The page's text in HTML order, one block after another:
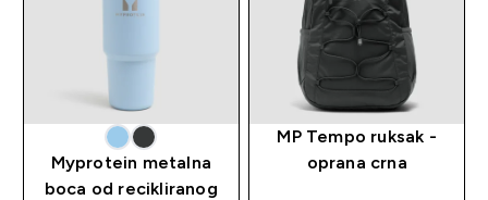
Myprotein metalna
boca od recikliranog
MP Tempo ruksak -
oprana crna